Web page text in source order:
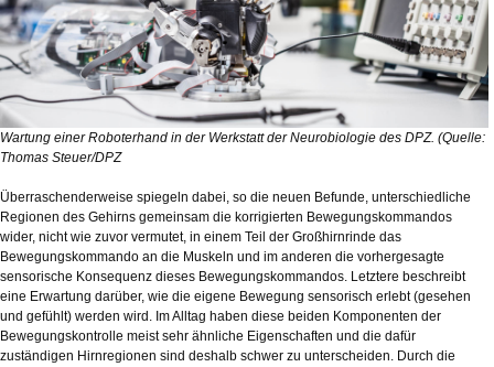
Wartung einer Roboterhand in der Werkstatt der Neurobiologie des DPZ. (Quelle:
Thomas Steuer/DPZ
Überraschenderweise spiegeln dabei, so die neuen Befunde, unterschiedliche
Regionen des Gehirns gemeinsam die korrigierten Bewegungskommandos
wider, nicht wie zuvor vermutet, in einem Teil der Großhirnrinde das
Bewegungskommando an die Muskeln und im anderen die vorhergesagte
sensorische Konsequenz dieses Bewegungskommandos. Letztere beschreibt
eine Erwartung darüber, wie die eigene Bewegung sensorisch erlebt (gesehen
und gefühlt) werden wird. Im Alltag haben diese beiden Komponenten der
Bewegungskontrolle meist sehr ähnliche Eigenschaften und die dafür
zuständigen Hirnregionen sind deshalb schwer zu unterscheiden. Durch die